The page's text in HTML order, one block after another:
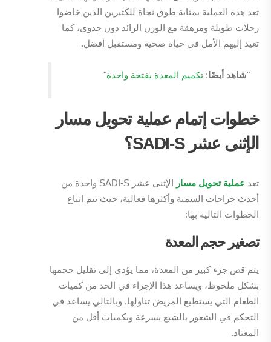
تعد هذه العملية بمثابة طوق نجاة للكثيرين الذين خاضوا
رحلات طويلة ومرهقة مع الوزن الزائد دون جدوى، كما
تعيد إليهم الأمل في حياة صحية ومستقبل أفضل.
"شاهد أيضًا: تكميم المعدة بفتحة واحدة"
خطوات إتمام عملية تحويل مسار
الإثنى عشرSADI-S؟
تعد عملية تحويل مسار
الإثنى عشر SADI-S واحدة من
أحدث جراحات السمنة وأكثرها فعالية، حيث يتم اتباع
الخطوات التالية بها:
تصغير حجم المعدة
يتم قص جزء كبير من المعدة، مما يؤدي إلى تقليل حجمها
بشكل ملحوظ، ويساعد هذا الإجراء في الحد من كميات
الطعام التي يستطيع المريض تناولها. وبالتالي يساعد في
التحكم في الشعور بالشبع بسرعة وبكميات أقل من
المعتاد.